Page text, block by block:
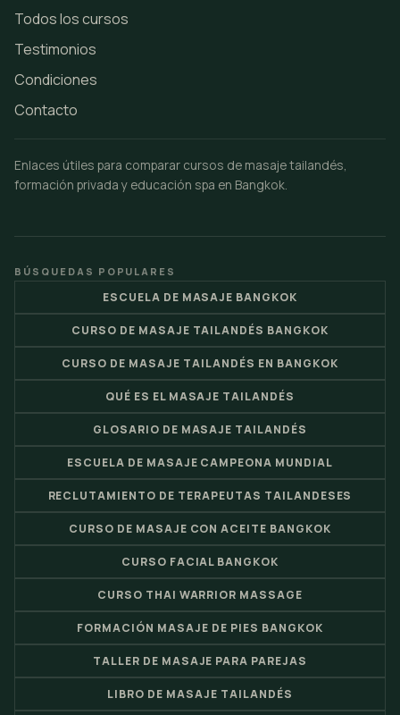
Todos los cursos
Testimonios
Condiciones
Contacto
Enlaces útiles para comparar cursos de masaje tailandés,
formación privada y educación spa en Bangkok.
BÚSQUEDAS POPULARES
ESCUELA DE MASAJE BANGKOK
CURSO DE MASAJE TAILANDÉS BANGKOK
CURSO DE MASAJE TAILANDÉS EN BANGKOK
QUÉ ES EL MASAJE TAILANDÉS
GLOSARIO DE MASAJE TAILANDÉS
ESCUELA DE MASAJE CAMPEONA MUNDIAL
RECLUTAMIENTO DE TERAPEUTAS TAILANDESES
CURSO DE MASAJE CON ACEITE BANGKOK
CURSO FACIAL BANGKOK
CURSO THAI WARRIOR MASSAGE
FORMACIÓN MASAJE DE PIES BANGKOK
TALLER DE MASAJE PARA PAREJAS
LIBRO DE MASAJE TAILANDÉS